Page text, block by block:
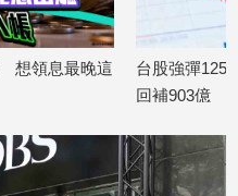
晚這
台股強彈1250點！外
回補903億 ETF反彈